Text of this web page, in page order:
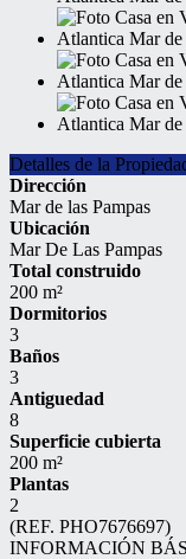
Detalles de la
Dirección
Mar de las Pampas
Ubicación
Mar De Las Pampas
Total construido
200 m²
Dormitorios
3
Baños
3
Antiguedad
8
Superficie cubierta
200 m²
Plantas
2
(REF. PHO7676697)
INFORMACIÓN